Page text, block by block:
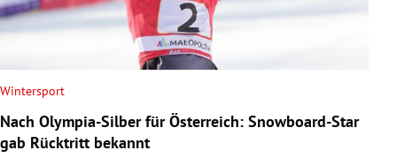
Wintersport
Nach Olympia-Silber für Österreich: Snowboard-Star
gab Rücktritt bekannt